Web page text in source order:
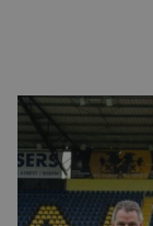
Over
Thetford is al
Als